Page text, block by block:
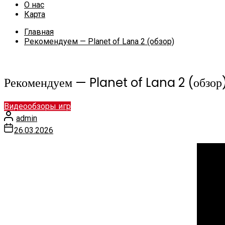
О нас
Карта
Главная
Рекомендуем — Planet of Lana 2 (обзор)
Рекомендуем — Planet of Lana 2
Видеообзоры игр
admin
26.03.2026